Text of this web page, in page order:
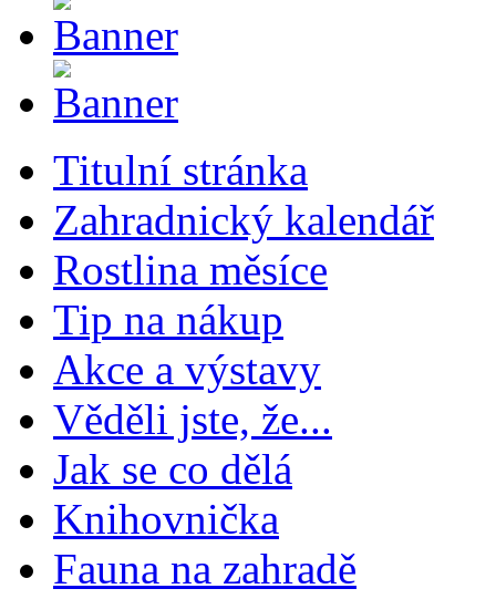
Titulní stránka
Zahradnický kalendář
Rostlina měsíce
Tip na nákup
Akce a výstavy
Věděli jste, že...
Jak se co dělá
Knihovnička
Fauna na zahradě